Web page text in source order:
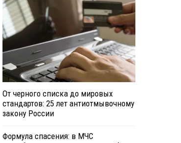
От черного списка до мировых
стандартов: 25 лет антиотмывочному
закону России
Формула спасения: в МЧС